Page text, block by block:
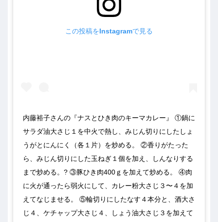
この投稿をInstagramで見る
内藤裕子さんの『ナスとひき肉のキーマカレー』 ①鍋に
サラダ油大さじ１を中火で熱し、みじん切りにしたしょ
うがとにんにく（各１片）を炒める。 ②香りがたった
ら、みじん切りにした玉ねぎ１個を加え、しんなりする
まで炒める。? ③豚ひき肉400ｇを加えて炒める。 ④肉
に火が通ったら弱火にして、カレー粉大さじ３〜４を加
えてなじませる。 ⑤輪切りにしたなす４本分と、酒大さ
じ４、ケチャップ大さじ４、しょう油大さじ３を加えて